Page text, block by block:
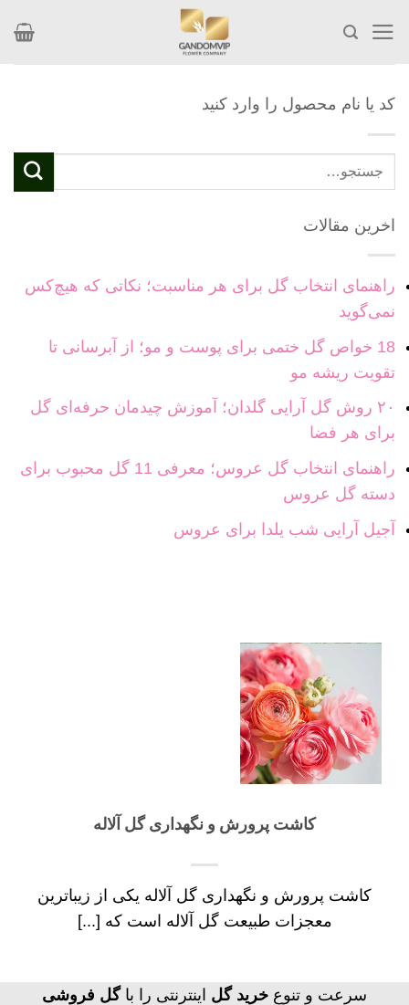
content
کد یا نام محصول را وارد کنید
برای:
اخرین مقالات
راهنمای انتخاب گل برای هر مناسبت؛ نکاتی که هیچ‌کس
نمی‌گوید
18 خواص گل ختمی برای پوست و مو؛ از آبرسانی تا
تقویت ریشه مو
۲۰ روش گل آرایی گلدان؛ آموزش چیدمان حرفه‌ای گل
برای هر فضا
راهنمای انتخاب گل عروس؛ معرفی 11 گل محبوب برای
دسته گل عروس
آجیل آرایی شب یلدا برای عروس
کاشت پرورش و نگهداری گل آلاله
کاشت پرورش و نگهداری گل آلاله یکی از زیباترین
معجزات طبیعت گل آلاله است که [...]
سرعت و تنوع خرید گل اینترنتی را باگل فروشی